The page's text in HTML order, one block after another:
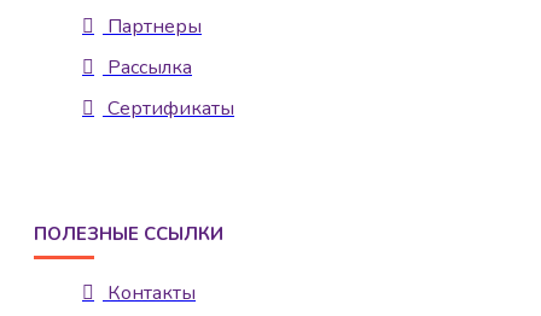
Партнеры
Рассылка
Сертификаты
ПОЛЕЗНЫЕ ССЫЛКИ
Контакты